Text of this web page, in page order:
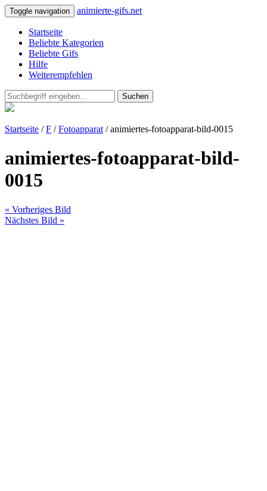
Toggle navigation animierte-gifs.net
Startseite
Beliebte Kategorien
Beliebte Gifs
Hilfe
Weiterempfehlen
Suchen
Startseite /F /Fotoapparat / animiertes-fotoapparat-bild-0015
animiertes-fotoapparat-bild-
0015
« Vorheriges Bild
Nächstes Bild »